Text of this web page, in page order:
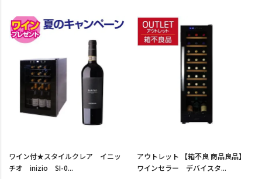
ワイン付★スタイルクレア イニッ
チオ inizio SI-0...
アウトレット 【箱不良 商品良品】
ワインセラー デバイスタ...